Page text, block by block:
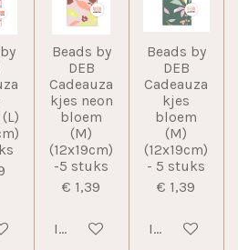
Beads by
DEB
Cadeauza
kjes neon
bloem
(M)
(12x19cm)
-5 stuks
€ 1,39
In winkelwagen
Beads by
DEB
Cadeauza
kjes
bloem
(M)
(12x19cm)
- 5 stuks
€ 1,39
In